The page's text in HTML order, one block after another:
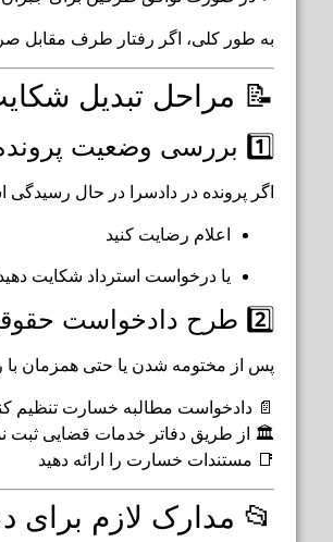
به طور کلی، اگر رفتار طرف مقابل
📝 مراحل تبدیل
1️⃣ بررسی وضعیت پرونده کیفری
اگر پرونده در دادسرا در حال
اعلام رضایت کنید
یا درخواست استرداد شکایت
2️⃣ طرح دادخواست حقوقی
پس از مختومه شدن یا حتی همزمان با
📄 دادخواست مطالبه خسارت تنظیم
🏛 از طریق دفاتر خدمات قضایی ثبت
📑 مستندات خسارت را ارائه دهید
📂 مدارک لازم